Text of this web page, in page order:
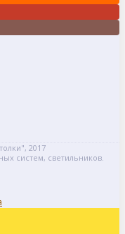
2017
систем, светильников.